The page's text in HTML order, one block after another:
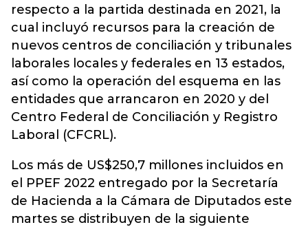
respecto a la partida destinada en 2021, la
cual incluyó recursos para la creación de
nuevos centros de conciliación y tribunales
laborales locales y federales en 13 estados,
así como la operación del esquema en las
entidades que arrancaron en 2020 y del
Centro Federal de Conciliación y Registro
Laboral (CFCRL).
Los más de US$250,7 millones incluidos en
el PPEF 2022 entregado por la Secretaría
de Hacienda a la Cámara de Diputados este
martes se distribuyen de la siguiente